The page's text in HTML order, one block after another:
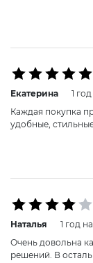
Екатерина
1
Каждая покупка
удобные,
Наталья
1 год
Очень довольна
решений. В